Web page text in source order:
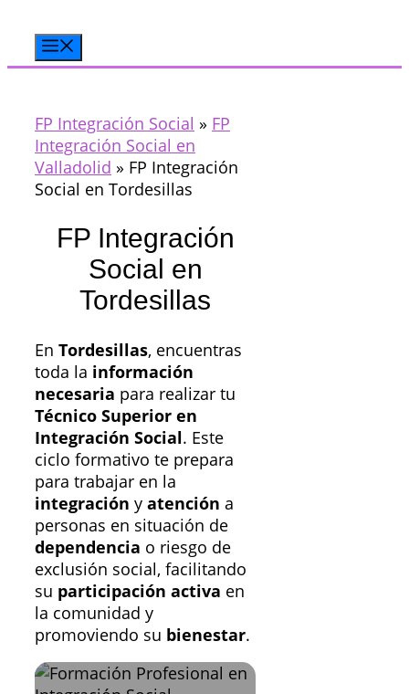
contenido
FP Integración Social » FP
Integración Social en
Valladolid » FP Integración
Social en Tordesillas
FP Integración
Social en
Tordesillas
En Tordesillas, encuentras
toda la información
necesaria para realizar tu
Técnico Superior en
Integración Social. Este
ciclo formativo te prepara
para trabajar en la
integración y atención a
personas en situación de
dependencia o riesgo de
exclusión social, facilitando
su participación activa en
la comunidad y
promoviendo su bienestar.